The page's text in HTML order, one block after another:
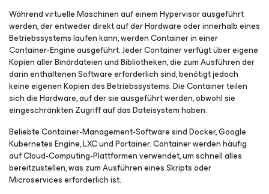
Während virtuelle Maschinen auf einem Hypervisor ausgeführt
werden, der entweder direkt auf der Hardware oder innerhalb eines
Betriebssystems laufen kann, werden Container in einer
Container-Engine ausgeführt. Jeder Container verfügt über eigene
Kopien aller Binärdateien und Bibliotheken, die zum Ausführen der
darin enthaltenen Software erforderlich sind, benötigt jedoch
keine eigenen Kopien des Betriebssystems. Die Container teilen
sich die Hardware, auf der sie ausgeführt werden, obwohl sie
eingeschränkten Zugriff auf das Dateisystem haben.
Beliebte Container-Management-Software sind Docker, Google
Kubernetes Engine, LXC und Portainer. Container werden häufig
auf Cloud-Computing-Plattformen verwendet, um schnell alles
bereitzustellen, was zum Ausführen eines Skripts oder
Microservices erforderlich ist.